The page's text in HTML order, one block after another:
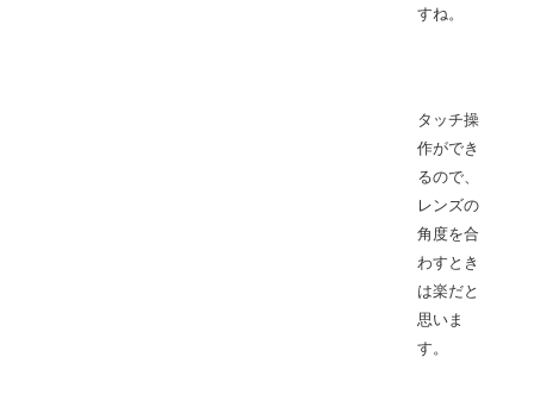
すね。
タッチ操
作ができ
るので、
レンズの
角度を合
わすとき
は楽だと
思いま
す。